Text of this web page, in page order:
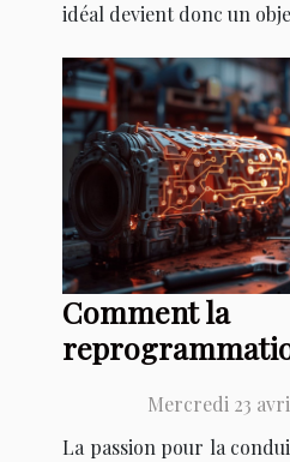
idéal devient donc un
Comment la
expérience de
Mercredi 23
La passion pour la